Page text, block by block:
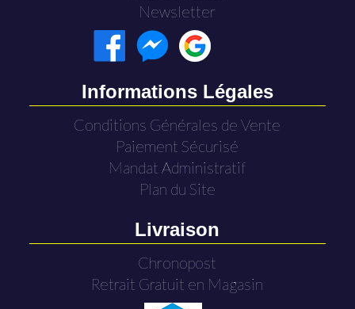
Newsletter
Informations Légales
Conditions Générales de Vente
Paiement Sécurisé
Mandat Administratif
Plan du Site
Livraison
Chronopost
Retrait Gratuit en Magasin